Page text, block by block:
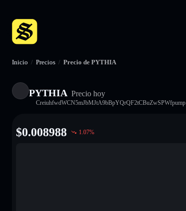
Inicio / Precios / Precio de PYTHIA
PYTHIA Precio hoy
CreiuhfwdWCN5mJbMJtA9bBpYQrQF2tCBuZwSPWfpump
$0.008988 1.07%